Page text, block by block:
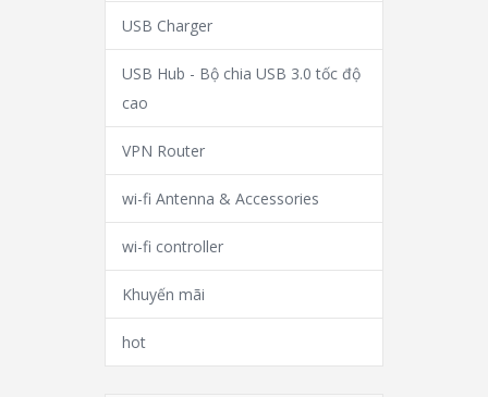
USB Charger
USB Hub - Bộ chia USB 3.0 tốc độ
cao
VPN Router
wi-fi Antenna & Accessories
wi-fi controller
Khuyến mãi
hot